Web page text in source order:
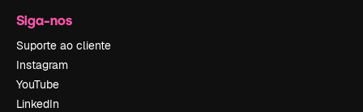
Siga-nos
Suporte ao cliente
Instagram
YouTube
LinkedIn